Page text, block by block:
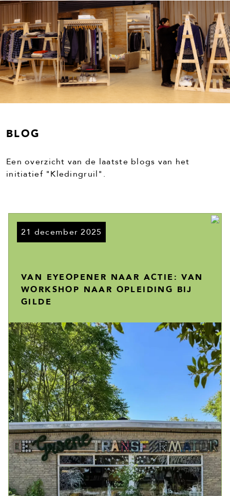
BLOG
Een overzicht van de laatste blogs van het
initiatief "Kledingruil".
21 december 2025
VAN EYEOPENER NAAR ACTIE: VAN
WORKSHOP NAAR OPLEIDING BIJ
GILDE